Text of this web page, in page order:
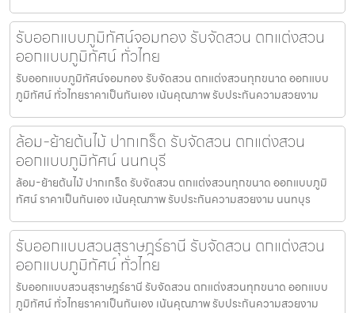
รับออกแบบภูมิทัศน์จอมทอง รับจัดสวน ตกแต่งสวน
ออกแบบภูมิทัศน์ ทั่วไทย
รับออกแบบภูมิทัศน์จอมทอง รับจัดสวน ตกแต่งสวนทุกขนาด ออกแบบ
ภูมิทัศน์ ทั่วไทยราคาเป็นกันเอง เน้นคุณภาพ รับประกันความสวยงาม
ล้อม-ย้ายต้นไม้ ปากเกร็ด รับจัดสวน ตกแต่งสวน
ออกแบบภูมิทัศน์ นนทบุรี
ล้อม-ย้ายต้นไม้ ปากเกร็ด รับจัดสวน ตกแต่งสวนทุกขนาด ออกแบบภูมิ
ทัศน์ ราคาเป็นกันเอง เน้นคุณภาพ รับประกันความสวยงาม นนทบุร
รับออกแบบสวนสุราษฎร์ธานี รับจัดสวน ตกแต่งสวน
ออกแบบภูมิทัศน์ ทั่วไทย
รับออกแบบสวนสุราษฎร์ธานี รับจัดสวน ตกแต่งสวนทุกขนาด ออกแบบ
ภูมิทัศน์ ทั่วไทยราคาเป็นกันเอง เน้นคุณภาพ รับประกันความสวยงาม